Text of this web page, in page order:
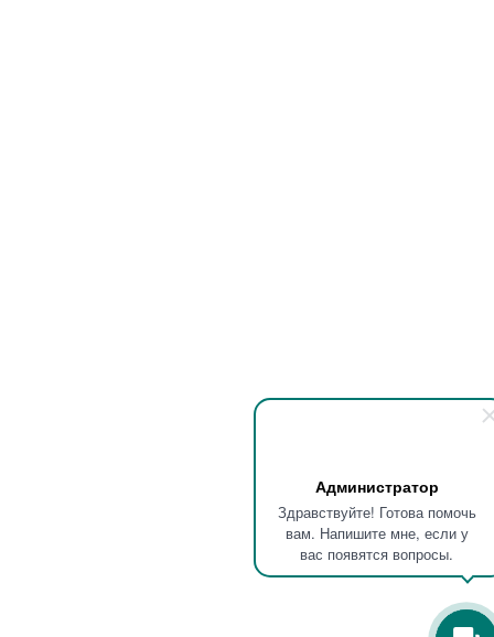
Администратор
Здравствуйте! Готова помочь
вам. Напишите мне, если у
вас появятся вопросы.